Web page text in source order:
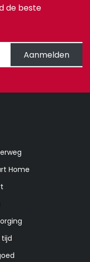
de beste
Aanmelden
Home
tijd